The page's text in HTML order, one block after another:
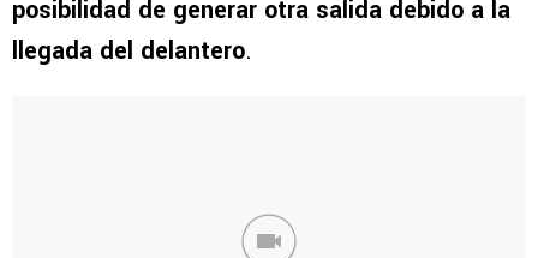
posibilidad de generar otra salida debido a la
llegada del delantero.